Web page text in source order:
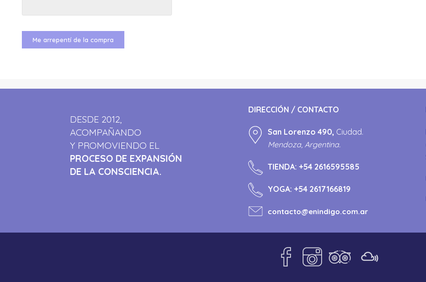
Me arrepentí de la compra
DESDE 2012,
ACOMPAÑANDO
Y PROMOVIENDO EL
PROCESO DE EXPANSIÓN
DE LA CONSCIENCIA.
DIRECCIÓN / CONTACTO
San Lorenzo 490, Ciudad.
Mendoza, Argentina.
TIENDA: +54 2616595585
YOGA: +54 2617166819
contacto@enindigo.com.ar